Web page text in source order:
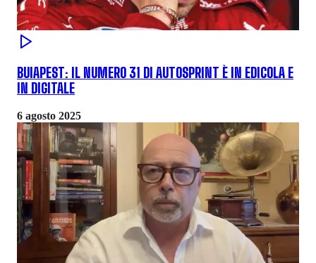
BUIAPEST: IL NUMERO 31 DI AUTOSPRINT È IN EDICOLA E
IN DIGITALE
6 agosto 2025